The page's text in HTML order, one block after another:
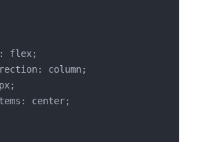
: flex;